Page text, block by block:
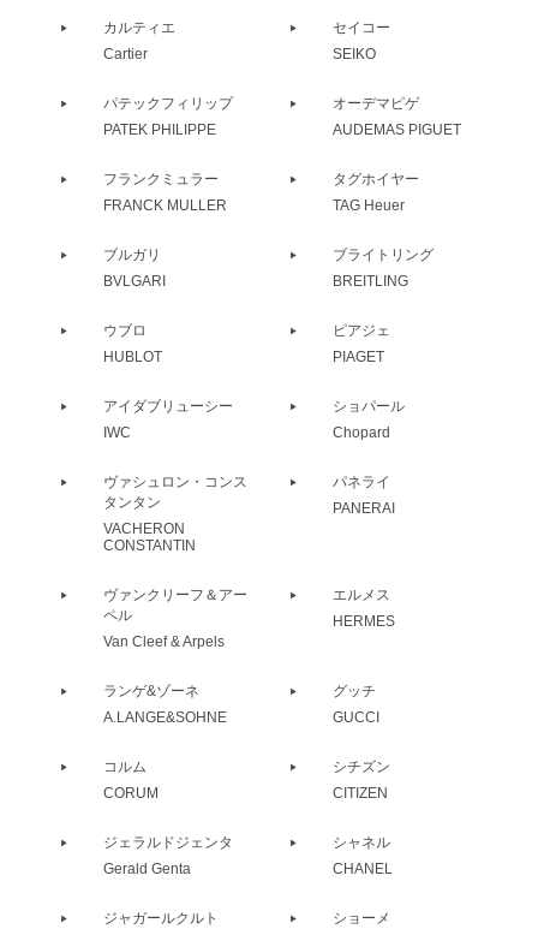
カルティエ
Cartier
セイコー
SEIKO
パテックフィリップ
PATEK PHILIPPE
オーデマピゲ
AUDEMAS PIGUET
フランクミュラー
FRANCK MULLER
タグホイヤー
TAG Heuer
ブルガリ
BVLGARI
ブライトリング
BREITLING
ウブロ
HUBLOT
ピアジェ
PIAGET
アイダブリューシー
IWC
ショパール
Chopard
ヴァシュロン・コンス
タンタン
VACHERON
CONSTANTIN
パネライ
PANERAI
ヴァンクリーフ＆アー
ペル
Van Cleef & Arpels
エルメス
HERMES
ランゲ&ゾーネ
A.LANGE&SOHNE
グッチ
GUCCI
コルム
CORUM
シチズン
CITIZEN
ジェラルドジェンタ
Gerald Genta
シャネル
CHANEL
ジャガールクルト
ショーメ